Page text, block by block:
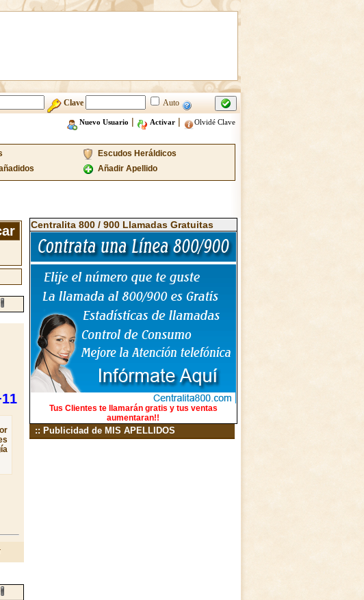
Clave Auto
Nuevo Usuario | Activar| Olvidé Clave
Escudos Heráldicos
Añadir Apellido
Centralita 800 / 900 Llamadas Gratuitas
Tus Clientes te llamarán gratis y tus ventas
aumentaran!!
:: Publicidad de MIS APELLIDOS